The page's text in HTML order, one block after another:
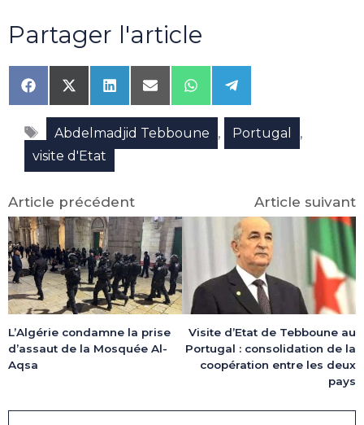
Partager l'article
Share
on
Facebook
Share
on
X
(Twitter)
Share
on
LinkedIn
Share
on
Email
Share
on
WhatsApp
Share
on
Telegram
Étiquettes
Abdelmadjid Tebboune , Portugal ,
visite d'Etat
Article précédent
L’Algérie condamne la prise
d’assaut de la Mosquée Al-
Aqsa
Article suivant
Visite d’Etat de Tebboune au
Portugal : consolidation de la
coopération entre les deux
pays